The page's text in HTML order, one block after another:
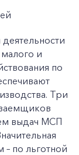
и
по
Три
выдач МСП
– по льготной